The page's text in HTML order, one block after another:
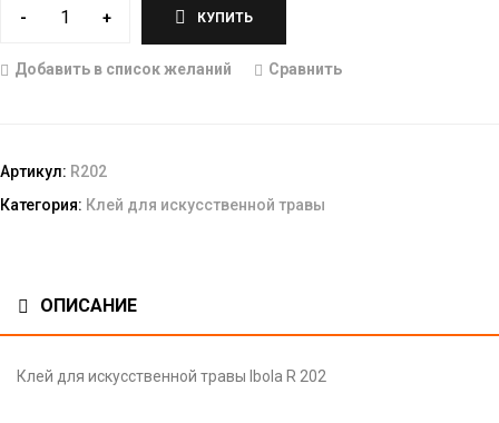
- + КУПИТЬ
Добавить в список желаний Сравнить
Артикул: R202
Категория: Клей для искусственной травы
ОПИСАНИЕ
Клей для искусственной травы Ibola R 202